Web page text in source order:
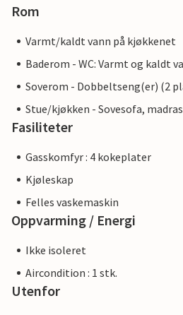
Rom
Varmt/kaldt vann på kjøkkenet
Baderom - WC: Varmt og kaldt
Soverom - Dobbeltseng(er) (2
Stue/kjøkken - Sovesofa,
Fasiliteter
Gasskomfyr : 4 kokeplater
Kjøleskap
Felles vaskemaskin
Oppvarming / Energi
Ikke isoleret
Aircondition : 1 stk.
Utenfor